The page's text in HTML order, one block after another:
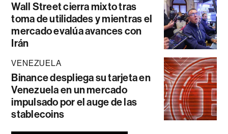
Wall Street cierra mixto tras
toma de utilidades y mientras el
mercado evalúa avances con
Irán
VENEZUELA
Binance despliega su tarjeta en
Venezuela en un mercado
impulsado por el auge de las
stablecoins